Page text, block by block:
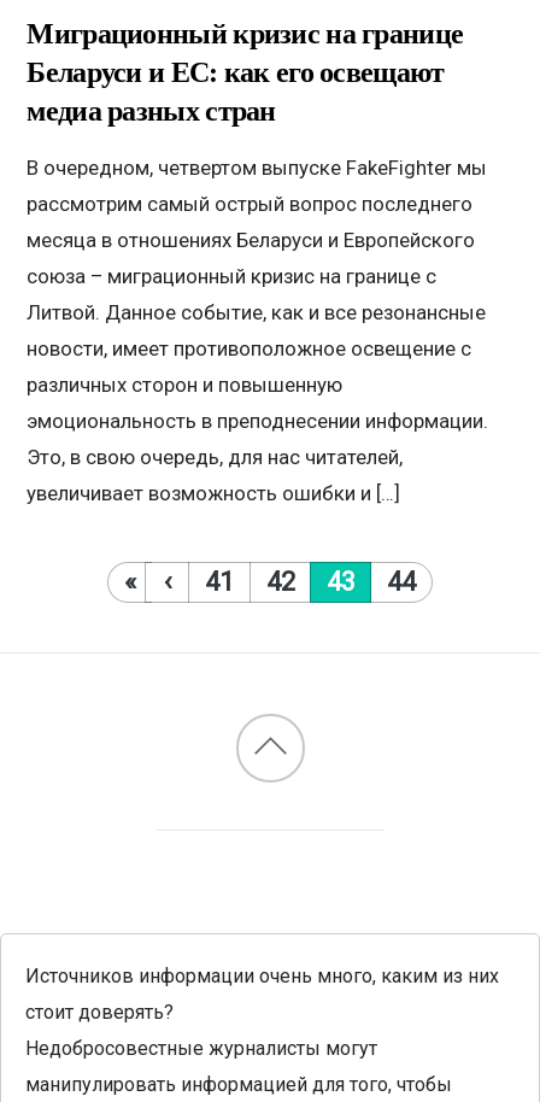
Миграционный кризис на границе
Беларуси и ЕС: как его освещают
медиа разных стран
В очередном, четвертом выпуске FakeFighter мы
рассмотрим самый острый вопрос последнего
месяца в отношениях Беларуси и Европейского
союза – миграционный кризис на границе с
Литвой. Данное событие, как и все резонансные
новости, имеет противоположное освещение с
различных сторон и повышенную
эмоциональность в преподнесении информации.
Это, в свою очередь, для нас читателей,
увеличивает возможность ошибки и […]
« ‹ 41 42 43 44
Источников информации очень много, каким из них
стоит доверять?
Недобросовестные журналисты могут
манипулировать информацией для того, чтобы